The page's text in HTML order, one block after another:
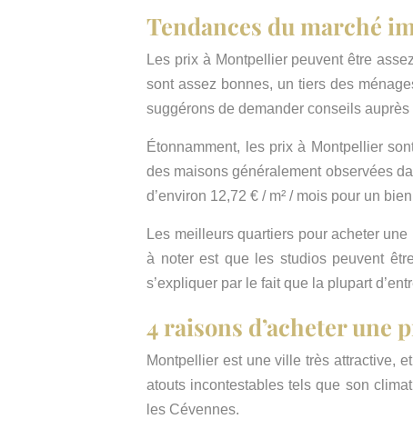
Tendances du marché
Les prix à Montpellier peuvent être
sont assez bonnes, un tiers des
suggérons de demander conseils auprès
Étonnamment, les prix à Montpellier
des maisons généralement observées
d’environ 12,72 € / m² / mois pour un
Les meilleurs quartiers pour acheter
à noter est que les studios peuvent
s’expliquer par le fait que la plupart
4 raisons d’acheter
Montpellier est une ville très attractive,
atouts incontestables tels que son
les Cévennes.